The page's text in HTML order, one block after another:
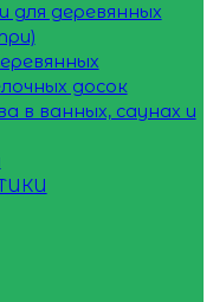
для деревянных
досок
в ванных, саунах и